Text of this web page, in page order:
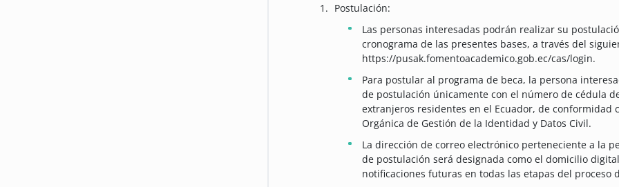
Postulación:
Las personas interesadas podrán realizar su
cronograma de las presentes bases, a través del
https://pusak.fomentoacademico.gob.ec/cas/login.
Para postular al programa de beca, la persona
de postulación únicamente con el número de cédula
extranjeros residentes en el Ecuador, de
Orgánica de Gestión de la Identidad y Datos Civil.
La dirección de correo electrónico perteneciente a la
de postulación será designada como el domicilio
notificaciones futuras en todas las etapas del proceso